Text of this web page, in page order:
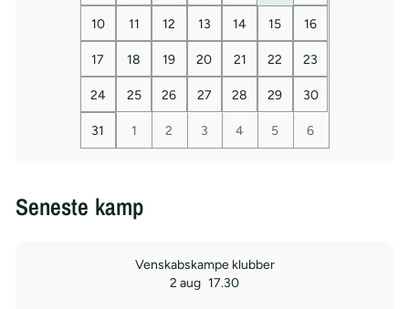
10 11 12 13 14 15 16
17 18 19 20 21 22 23
24 25 26 27 28 29 30
31 1 2 3 4 5 6
Seneste kamp
Venskabskampe klubber
2 aug 17.30